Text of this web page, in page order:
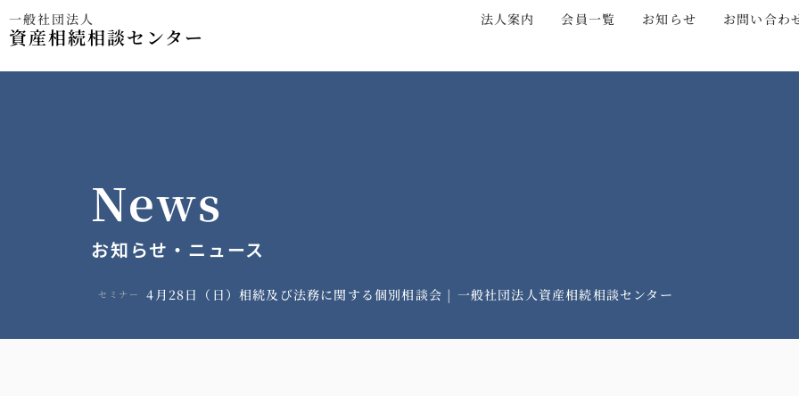
一般社団法人
資産相続相談センター
法人案内 会員一覧 お知らせ お問い合わ
News
お知らせ・ニュース
セミナー 4月28日（日）相続及び法務に関する個別相談会 | 一般社団法人資産相続相談センター